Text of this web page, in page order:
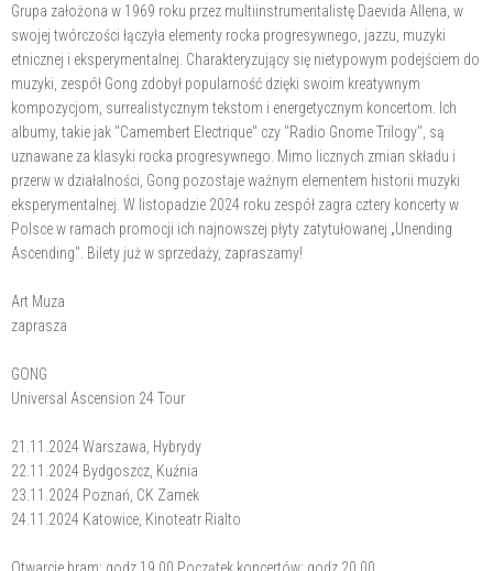
Grupa założona w 1969 roku przez multiinstrumentalistę Daevida Allena, w
swojej twórczości łączyła elementy rocka progresywnego, jazzu, muzyki
etnicznej i eksperymentalnej. Charakteryzujący się nietypowym podejściem do
muzyki, zespół Gong zdobył popularność dzięki swoim kreatywnym
kompozycjom, surrealistycznym tekstom i energetycznym koncertom. Ich
albumy, takie jak "Camembert Electrique" czy "Radio Gnome Trilogy", są
uznawane za klasyki rocka progresywnego. Mimo licznych zmian składu i
przerw w działalności, Gong pozostaje ważnym elementem historii muzyki
eksperymentalnej. W listopadzie 2024 roku zespół zagra cztery koncerty w
Polsce w ramach promocji ich najnowszej płyty zatytułowanej „Unending
Ascending". Bilety już w sprzedaży, zapraszamy!
Art Muza
zaprasza
GONG
Universal Ascension 24 Tour
21.11.2024 Warszawa, Hybrydy
22.11.2024 Bydgoszcz, Kuźnia
23.11.2024 Poznań, CK Zamek
24.11.2024 Katowice, Kinoteatr Rialto